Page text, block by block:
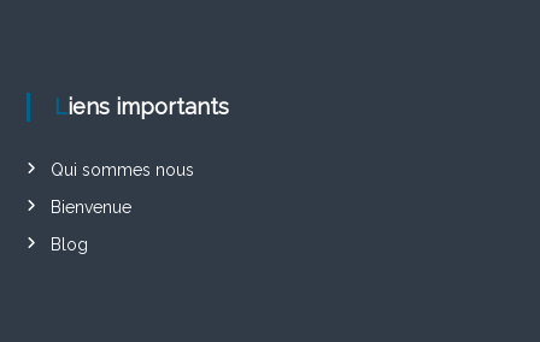
Liens importants
Qui sommes nous
Bienvenue
Blog